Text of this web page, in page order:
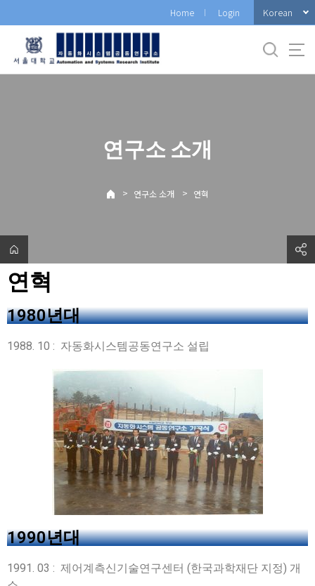
로
메
Home Login Korean
연구소 소개
> 연구소 소개 > 연혁
연혁
1980년대
1988. 10 : 자동화시스템공동연구소 설립
1990년대
1991. 03 : 제어계측신기술연구센터 (한국과학재단 지정) 개